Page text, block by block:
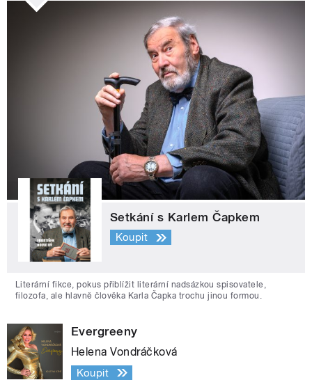
Setkání s Karlem Čapkem
Koupit
Literární fikce, pokus přiblížit literární nadsázkou spisovatele,
filozofa, ale hlavně člověka Karla Čapka trochu jinou formou.
Evergreeny
Helena Vondráčková
Koupit